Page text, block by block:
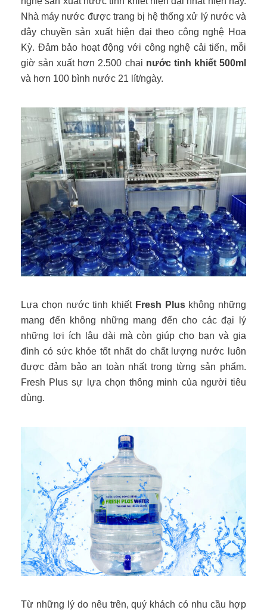
Nhà máy nước được trang bị hệ thống xử lý nước và
dây chuyền sản xuất hiện đại theo công nghệ Hoa
Kỳ. Đảm bảo hoạt động với công nghệ cải tiến, mỗi
giờ sản xuất hơn 2.500 chai nước tinh khiết 500ml
và hơn 100 bình nước 21 lít/ngày.
Lựa chọn nước tinh khiếtFresh Plus không những
mang đến không những mang đến cho các đại lý
những lợi ích lâu dài mà còn giúp cho bạn và gia
đình có sức khỏe tốt nhất do chất lượng nước luôn
được đảm bảo an toàn nhất trong từng sản phẩm.
Fresh Plus sự lựa chọn thông minh của người tiêu
dùng.
Từ những lý do nêu trên, quý khách có nhu cầu hợp